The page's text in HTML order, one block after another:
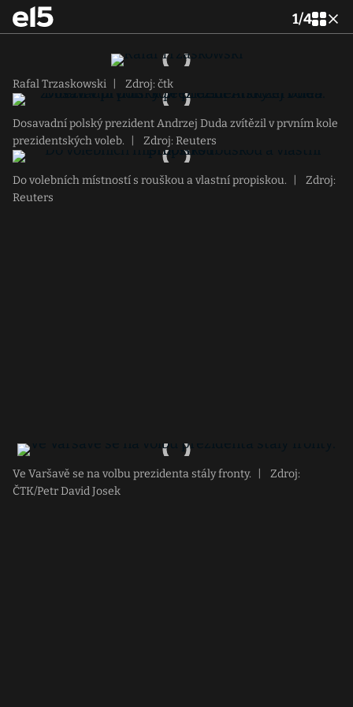
1/4
Rafal Trzaskowski Zdroj: čtk
Dosavadní polský prezident Andrzej Duda zvítězil v prvním kole
prezidentských voleb.
Zdroj: Reuters
Do volebních místností s rouškou a vlastní propiskou.
Zdroj:
Reuters
Ve Varšavě se na volbu prezidenta stály fronty.
Zdroj:
ČTK/Petr David Josek